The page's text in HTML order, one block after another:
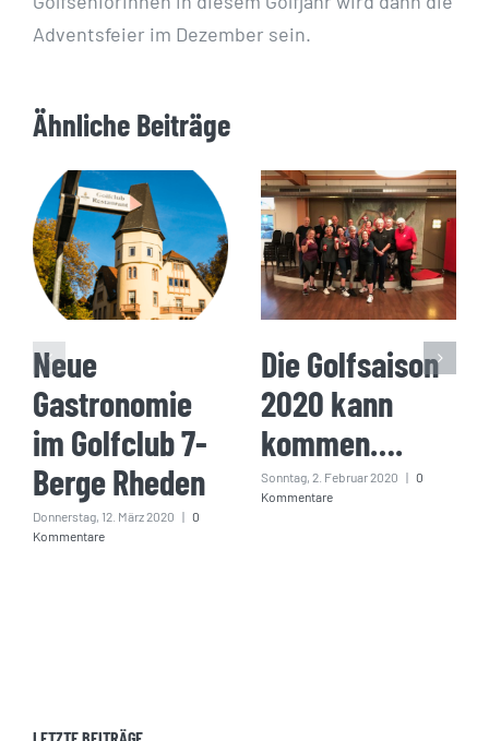
Adventsfeier im Dezember sein.
Ähnliche Beiträge
Neue
Gastronomie
im Golfclub 7-
Berge Rheden
Donnerstag, 12. März 2020 | 0
Kommentare
Die Golfsaison
2020 kann
kommen….
Sonntag, 2. Februar 2020 | 0
Kommentare